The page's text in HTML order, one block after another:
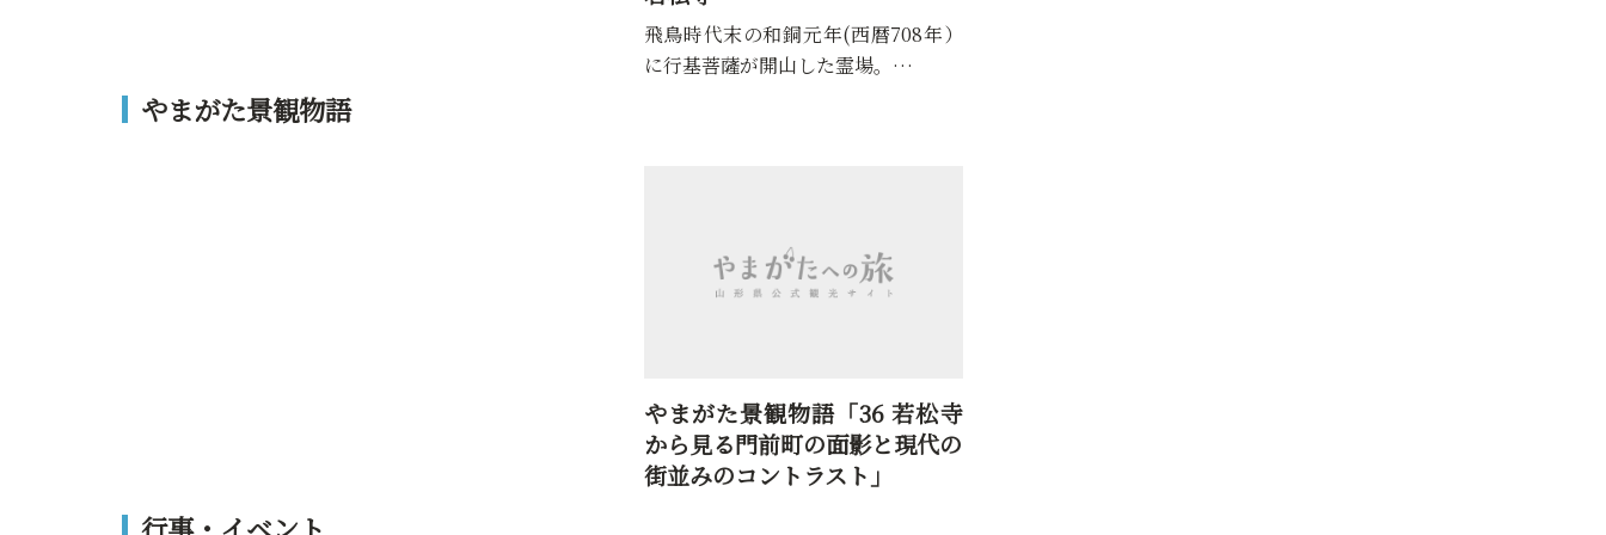
飛鳥時代末の和銅元年(西暦708年）
に行基菩薩が開山した霊場。…
やまがた景観物語
やまがた景観物語「36 若松寺
から見る門前町の面影と現代の
街並みのコントラスト」